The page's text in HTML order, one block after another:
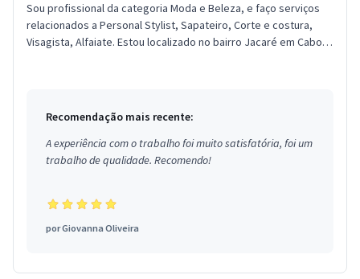
Sou profissional da categoria Moda e Beleza, e faço serviços
relacionados a Personal Stylist, Sapateiro, Corte e costura,
Visagista, Alfaiate. Estou localizado no bairro Jacaré em Cabo
Recomendação mais recente:
A experiência com o trabalho foi muito satisfatória, foi um
trabalho de qualidade. Recomendo!
porGiovanna Oliveira